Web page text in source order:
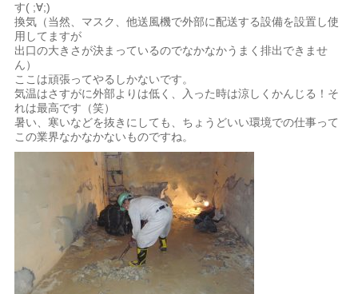
す( ;∀;)
換気（当然、マスク、他送風機で外部に配送する設備を設置し使
用してますが
出口の大きさが決まっているのでなかなかうまく排出できませ
ん）
ここは頑張ってやるしかないです。
気温はさすがに外部よりは低く、入った時は涼しくかんじる！そ
れは最高です（笑）
暑い、寒いなどを抜きにしても、ちょうどいい環境での仕事って
この業界なかなかないものですね。